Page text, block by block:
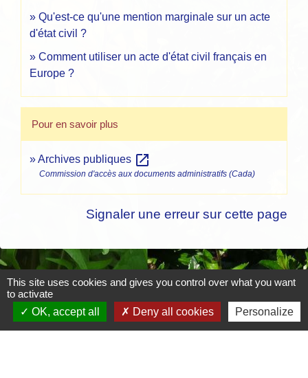
Qu'est-ce qu'une mention marginale sur un acte
d'état civil ?
Comment utiliser un acte d'état civil français en
Europe ?
Pour en savoir plus
Archives publiques open_in_new
Commission d'accès aux documents administratifs (Cada)
Signaler une erreur sur cette page
Contacts
Mairie de Crottet
This site uses cookies and gives you control over what you want
to activate
OK, accept all
Deny all cookies Personalize